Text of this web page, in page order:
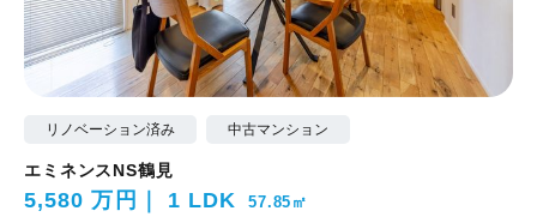
リノベーション済み 中古マンション
エミネンスNS鶴見
5,580 万円 1 LDK 57.85㎡